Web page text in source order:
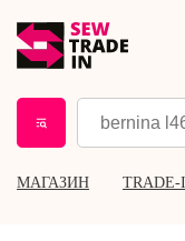
МАГАЗИН TRADE-